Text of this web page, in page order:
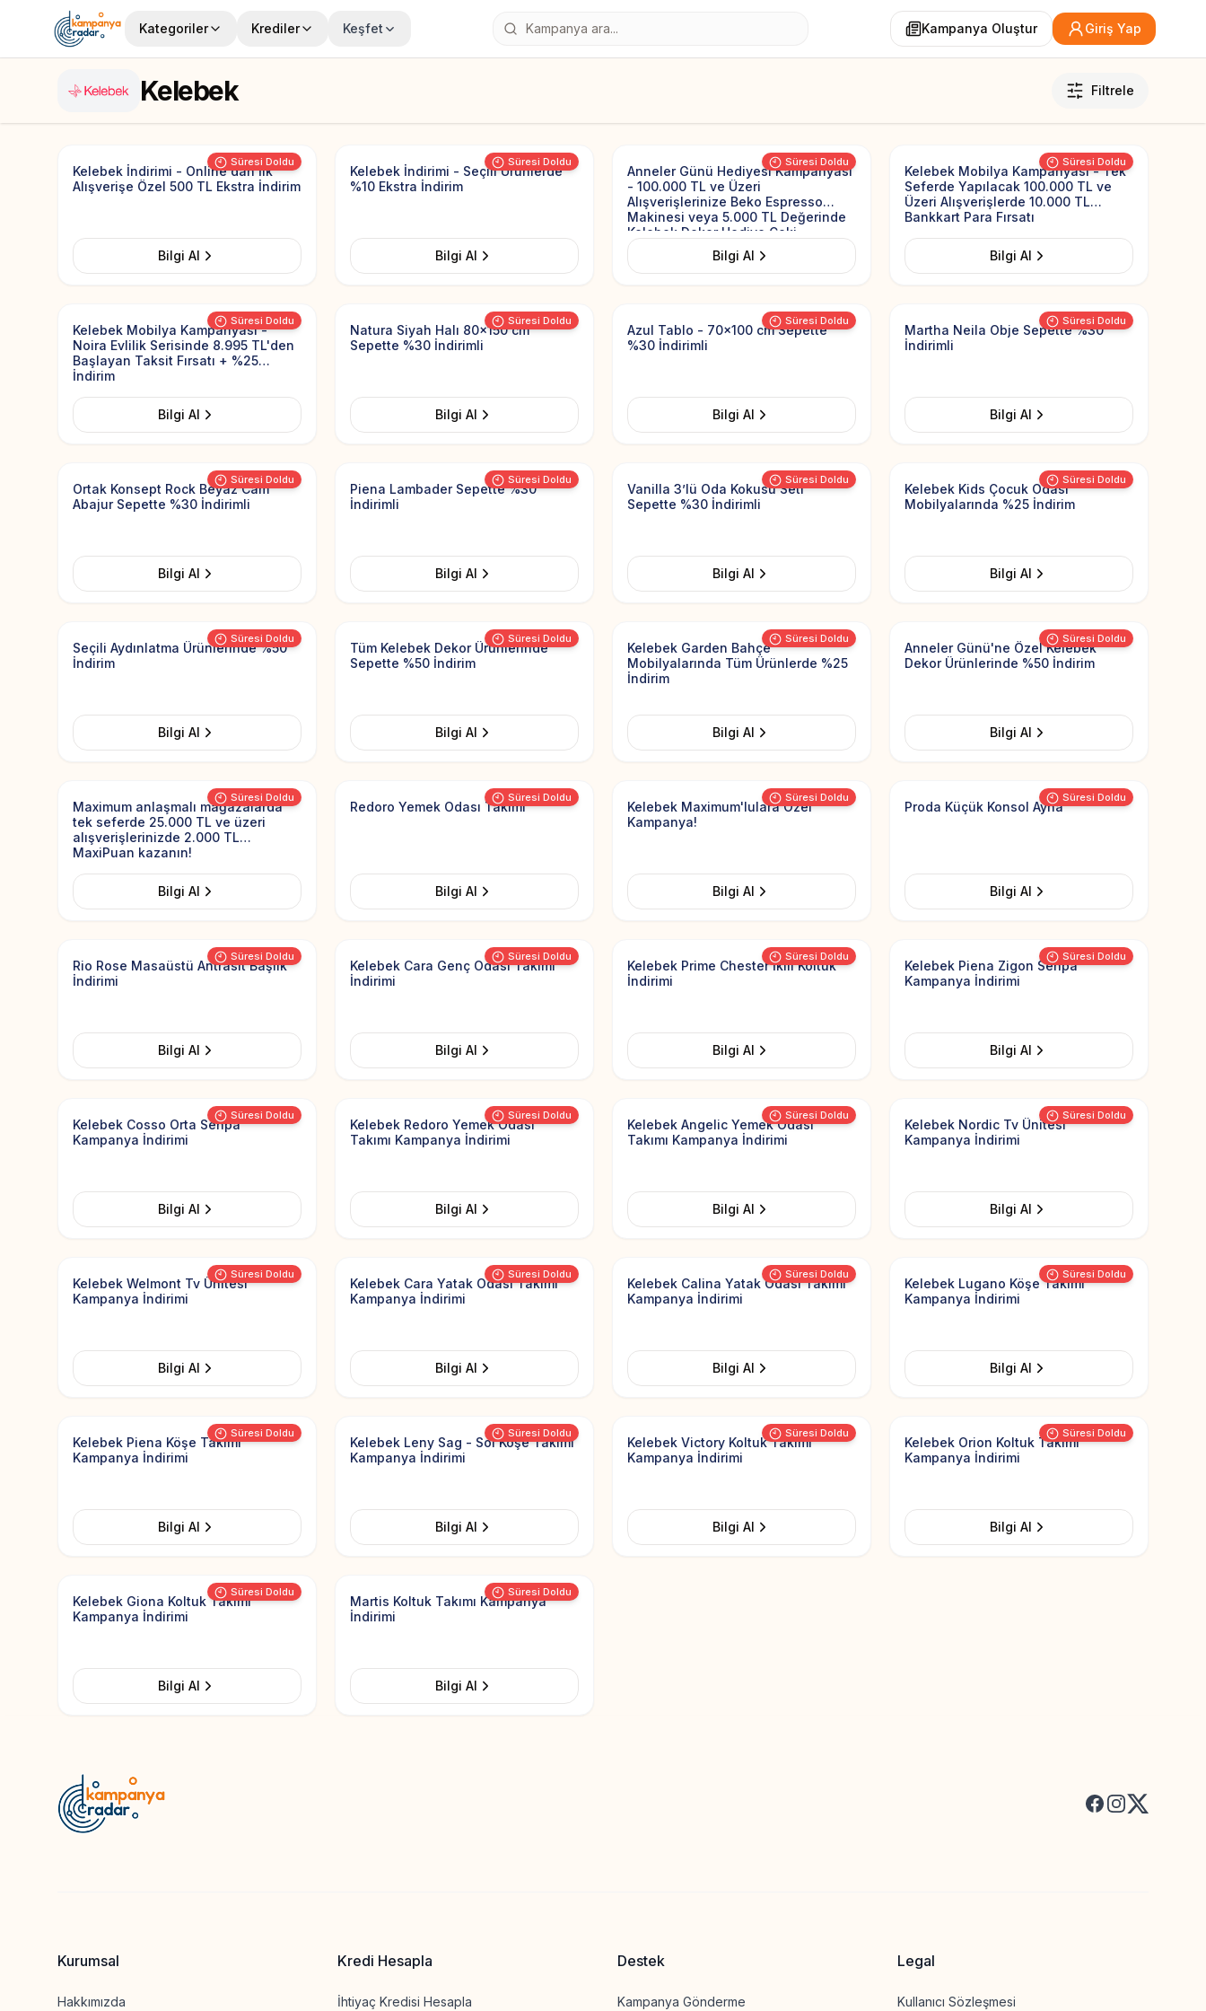
Kategoriler Krediler Keşfet Kampanya Oluştur Giriş Yap
Kelebek Filtrele
Süresi Doldu
Kelebek İndirimi - Online'dan İlk
Alışverişe Özel 500 TL Ekstra İndirim
Bilgi Al
Süresi Doldu
Kelebek İndirimi - Seçili Ürünlerde
%10 Ekstra İndirim
Bilgi Al
Süresi Doldu
Anneler Günü Hediyesi Kampanyası
- 100.000 TL ve Üzeri
Alışverişlerinize Beko Espresso
Makinesi veya 5.000 TL Değerinde
Kelebek Dekor Hediye Çeki
Bilgi Al
Süresi Doldu
Kelebek Mobilya Kampanyası - Tek
Seferde Yapılacak 100.000 TL ve
Üzeri Alışverişlerde 10.000 TL
Bankkart Para Fırsatı
Bilgi Al
Süresi Doldu
Add to Favorites
Kelebek Mobilya Kampanyası -
Noira Evlilik Serisinde 8.995 TL'den
Başlayan Taksit Fırsatı + %25
İndirim
Bilgi Al
Süresi Doldu
Add to Favorites
Natura Siyah Halı 80x150 cm
Sepette %30 İndirimli
Bilgi Al
Süresi Doldu
Add to Favorites
Azul Tablo - 70x100 cm Sepette
%30 İndirimli
Bilgi Al
Süresi Doldu
Add to
Martha Neila Obje Sepette %30
İndirimli
Bilgi Al
Süresi Doldu
Add to Favorites
Ortak Konsept Rock Beyaz Cam
Abajur Sepette %30 İndirimli
Bilgi Al
Süresi Doldu
Add to Favorites
Piena Lambader Sepette %30
İndirimli
Bilgi Al
Süresi Doldu
Add to Favorites
Vanilla 3’lü Oda Kokusu Seti
Sepette %30 İndirimli
Bilgi Al
Süresi Doldu
Add to
Kelebek Kids Çocuk Odası
Mobilyalarında %25 İndirim
Bilgi Al
Süresi Doldu
Add to Favorites
Seçili Aydınlatma Ürünlerinde %50
İndirim
Bilgi Al
Süresi Doldu
Add to Favorites
Tüm Kelebek Dekor Ürünlerinde
Sepette %50 İndirim
Bilgi Al
Süresi Doldu
Add to Favorites
Kelebek Garden Bahçe
Mobilyalarında Tüm Ürünlerde %25
İndirim
Bilgi Al
Süresi Doldu
Add to
Anneler Günü'ne Özel Kelebek
Dekor Ürünlerinde %50 İndirim
Bilgi Al
Süresi Doldu
Add to Favorites
Maximum anlaşmalı mağazalarda
tek seferde 25.000 TL ve üzeri
alışverişlerinizde 2.000 TL
MaxiPuan kazanın!
Bilgi Al
Süresi Doldu
Add to Favorites
Redoro Yemek Odası Takımı
Bilgi Al
Süresi Doldu
Add to Favorites
Kelebek Maximum'lulara Özel
Kampanya!
Bilgi Al
Süresi Doldu
Add to
Proda Küçük Konsol Ayna
Bilgi Al
Süresi Doldu
Add to Favorites
Rio Rose Masaüstü Antrasit Başlık
İndirimi
Bilgi Al
Süresi Doldu
Add to Favorites
Kelebek Cara Genç Odası Takımı
İndirimi
Bilgi Al
Süresi Doldu
Add to Favorites
Kelebek Prime Chester İkili Koltuk
İndirimi
Bilgi Al
Süresi Doldu
Add to
Kelebek Piena Zigon Sehpa
Kampanya İndirimi
Bilgi Al
Süresi Doldu
Add to Favorites
Kelebek Cosso Orta Sehpa
Kampanya İndirimi
Bilgi Al
Süresi Doldu
Add to Favorites
Kelebek Redoro Yemek Odası
Takımı Kampanya İndirimi
Bilgi Al
Süresi Doldu
Add to Favorites
Kelebek Angelic Yemek Odası
Takımı Kampanya İndirimi
Bilgi Al
Süresi Doldu
Add to
Kelebek Nordic Tv Ünitesi
Kampanya İndirimi
Bilgi Al
Süresi Doldu
Add to Favorites
Kelebek Welmont Tv Ünitesi
Kampanya İndirimi
Bilgi Al
Süresi Doldu
Add to Favorites
Kelebek Cara Yatak Odası Takımı
Kampanya İndirimi
Bilgi Al
Süresi Doldu
Add to Favorites
Kelebek Calina Yatak Odası Takımı
Kampanya İndirimi
Bilgi Al
Süresi Doldu
Add to
Kelebek Lugano Köşe Takımı
Kampanya İndirimi
Bilgi Al
Süresi Doldu
Add to Favorites
Kelebek Piena Köşe Takımı
Kampanya İndirimi
Bilgi Al
Süresi Doldu
Add to Favorites
Kelebek Leny Sag - Sol Köşe Takımı
Kampanya İndirimi
Bilgi Al
Süresi Doldu
Add to Favorites
Kelebek Victory Koltuk Takımı
Kampanya İndirimi
Bilgi Al
Süresi Doldu
Add to
Kelebek Orion Koltuk Takımı
Kampanya İndirimi
Bilgi Al
Süresi Doldu
Add to Favorites
Kelebek Giona Koltuk Takımı
Kampanya İndirimi
Bilgi Al
Süresi Doldu
Add to Favorites
Martis Koltuk Takımı Kampanya
İndirimi
Bilgi Al
Facebook
Instagram
X
Kurumsal
Hakkımızda
Kredi Hesapla
İhtiyaç Kredisi Hesapla
Destek
Kampanya Gönderme
Legal
Kullanıcı Sözleşmesi